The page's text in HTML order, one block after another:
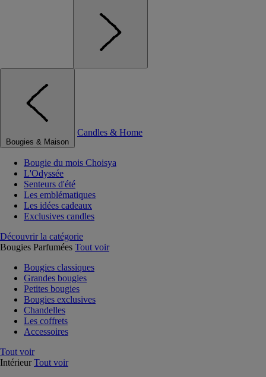
Bougies & Maison
Candles & Home
Bougie du mois Choisya
L'Odyssée
Senteurs d'été
Les emblématiques
Les idées cadeaux
Exclusives candles
Découvrir la catégorie
Bougies Parfumées Tout voir
Bougies classiques
Grandes bougies
Petites bougies
Bougies exclusives
Chandelles
Les coffrets
Accessoires
Tout voir
Intérieur Tout voir